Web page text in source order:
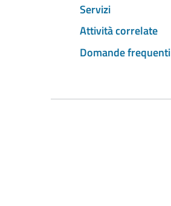
Servizi
Attività correlate
Domande frequenti